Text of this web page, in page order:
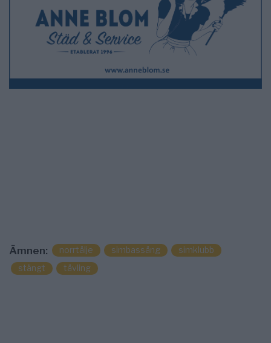
Ämnen: norrtälje simbassäng
simklubb
stängt
tävling